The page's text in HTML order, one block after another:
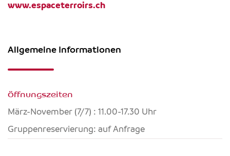
www.espaceterroirs.ch
Allgemeine Informationen
Öffnungszeiten
März-November (7/7) : 11.00-17.30 Uhr
Gruppenreservierung: auf Anfrage